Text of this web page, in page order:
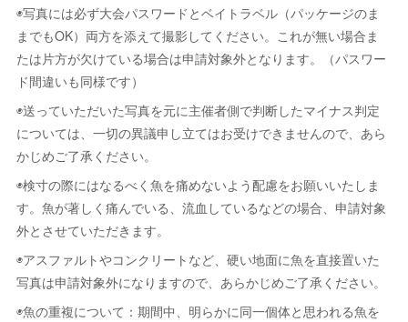
◉写真には必ず大会パスワードとベイトラベル（パッケージのま
までもOK）両方を添えて撮影してください。これが無い場合ま
たは片方が欠けている場合は申請対象外となります。（パスワー
ド間違いも同様です）
◉送っていただいた写真を元に主催者側で判断したマイナス判定
については、一切の異議申し立てはお受けできませんので、あら
かじめご了承ください。
◉検寸の際にはなるべく魚を痛めないよう配慮をお願いいたしま
す。魚が著しく痛んでいる、流血しているなどの場合、申請対象
外とさせていただきます。
◉アスファルトやコンクリートなど、硬い地面に魚を直接置いた
写真は申請対象外になりますので、あらかじめご了承ください。
◉魚の重複について：期間中、明らかに同一個体と思われる魚を